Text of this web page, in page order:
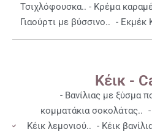
Τσιχλόφουσκα.. - Κρέμα
Γιαούρτι με βύσσινο.. - Εκμέκ
Κέικ -
- Βανίλιας με ξύσμα
κομματάκια σοκολάτας.. -
Κέικ λεμονιού.. - Κέικ